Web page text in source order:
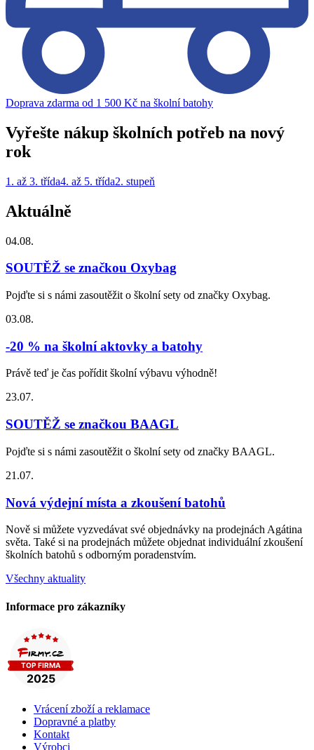
Doprava zdarma od 1 500 Kč na školní batohy
Vyřešte nákup školních potřeb na nový
rok
1. až 3. třída4. až 5. třída2. stupeň
Aktuálně
04.08.
SOUTĚŽ se značkou Oxybag
Pojďte si s námi zasoutěžit o školní sety od značky Oxybag.
03.08.
-20 % na školní aktovky a batohy
Právě teď je čas pořídit školní výbavu výhodně!
23.07.
SOUTĚŽ se značkou BAAGL
Pojďte si s námi zasoutěžit o školní sety od značky BAAGL.
21.07.
Nová výdejní místa a zkoušení batohů
Nově si můžete vyzvedávat své objednávky na prodejnách Agátina
světa. Také si na prodejnách můžete objednat individuální zkoušení
školních batohů s odborným poradenstvím.
Všechny aktuality
Informace pro zákazníky
Vrácení zboží a reklamace
Dopravné a platby
Kontakt
Výrobci